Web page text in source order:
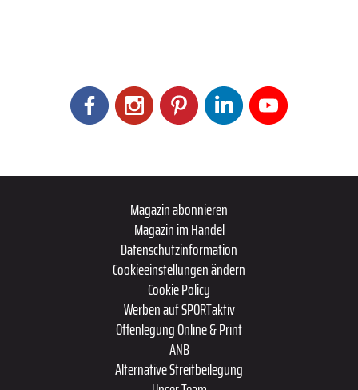
Magazin abonnieren
Magazin im Handel
Datenschutzinformation
Cookieeinstellungen ändern
Cookie Policy
Werben auf SPORTaktiv
Offenlegung Online & Print
ANB
Alternative Streitbeilegung